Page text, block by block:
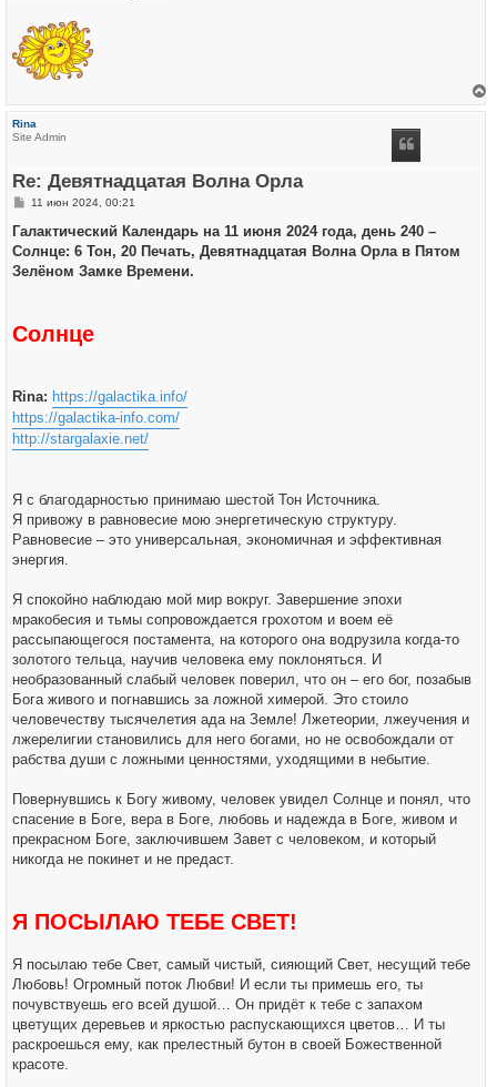
Rina
Site Admin
Re: Девятнадцатая Волна Орла
С
о
щ
е
11 июн 2024, 00:21
Галактический Календарь на 11 июня 2024 года, день 240 –
Солнце: 6 Тон, 20 Печать, Девятнадцатая Волна Орла в Пятом
Зелёном Замке Времени.
Солнце
Rina: https://galactika.info/
https://galactika-info.com/
http://stargalaxie.net/
Я с благодарностью принимаю шестой Тон Источника.
Я привожу в равновесие мою энергетическую структуру.
Равновесие – это универсальная, экономичная и эффективная
энергия.
Я спокойно наблюдаю мой мир вокруг. Завершение эпохи
мракобесия и тьмы сопровождается грохотом и воем её
рассыпающегося постамента, на которого она водрузила когда-то
золотого тельца, научив человека ему поклоняться. И
необразованный слабый человек поверил, что он – его бог, позабыв
Бога живого и погнавшись за ложной химерой. Это стоило
человечеству тысячелетия ада на Земле! Лжетеории, лжеучения и
лжерелигии становились для него богами, но не освобождали от
рабства души с ложными ценностями, уходящими в небытие.
Повернувшись к Богу живому, человек увидел Солнце и понял, что
спасение в Боге, вера в Боге, любовь и надежда в Боге, живом и
прекрасном Боге, заключившем Завет с человеком, и который
никогда не покинет и не предаст.
Я ПОСЫЛАЮ ТЕБЕ СВЕТ!
Я посылаю тебе Свет, самый чистый, сияющий Свет, несущий тебе
Любовь! Огромный поток Любви! И если ты примешь его, ты
почувствуешь его всей душой… Он придёт к тебе с запахом
цветущих деревьев и яркостью распускающихся цветов… И ты
раскроешься ему, как прелестный бутон в своей Божественной
красоте.